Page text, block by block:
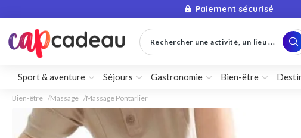
Paiement sécurisé
Rechercher une activité, un lieu ...
Sport & aventure Séjours Gastronomie Bien-être
Bien-être Massage Massage Pontarlier